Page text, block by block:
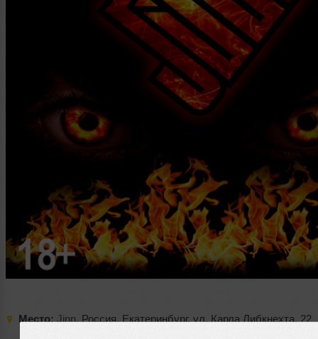
Место:Jinn,Россия,Екатеринбург,ул. Карла Либкнехта,22